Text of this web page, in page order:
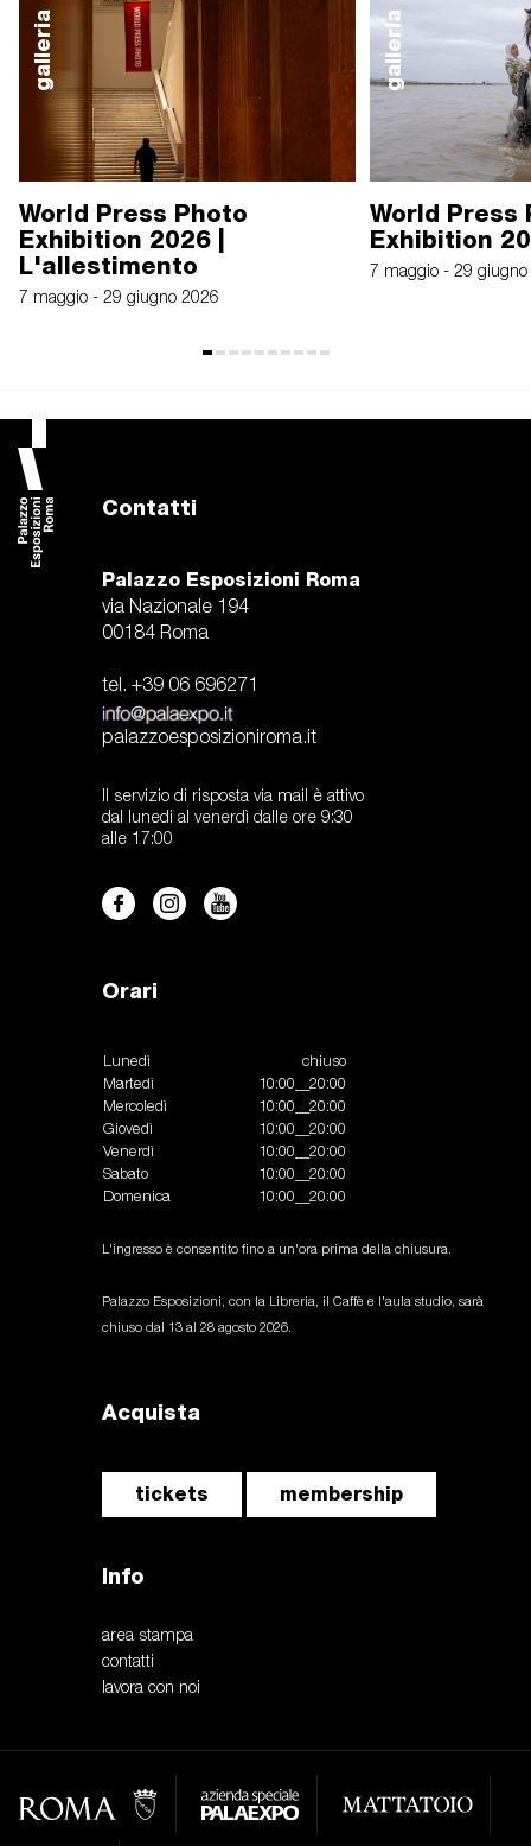
galleria
World Press Photo
Exhibition 2026 |
L'allestimento
7 maggio - 29 giugno 2026
galleria
World Press
Exhibition
7 maggio - 29
Contatti
Palazzo Esposizioni Roma
via Nazionale 194
00184 Roma
tel. +39 06 696271
palazzoesposizioniroma.it
Il servizio di risposta via mail è attivo
dal lunedi al venerdì dalle ore 9:30
alle 17:00
Orari
Lunedì
chiuso
Martedì
10:00__20:00
Mercoledì
10:00__20:00
Giovedì
10:00__20:00
Venerdì
10:00__20:00
Sabato
10:00__20:00
Domenica
10:00__20:00
L'ingresso è consentito fino a un'ora prima della chiusura.
Palazzo Esposizioni, con la Libreria, il Caffè e l'aula studio, sarà
chiuso dal 13 al 28 agosto 2026.
Acquista
tickets membership
Info
area stampa
contatti
lavora con noi